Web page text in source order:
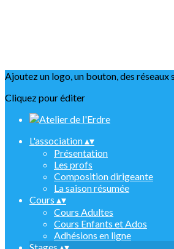
Ajoutez un logo, un bouton, des réseaux
Cliquez pour éditer
L'association▴▾
Présentation
Les profs
Composition dirigeante
La saison résumée
Cours ▴▾
Cours Adultes
Cours Enfants et Ados
Adhésions en ligne